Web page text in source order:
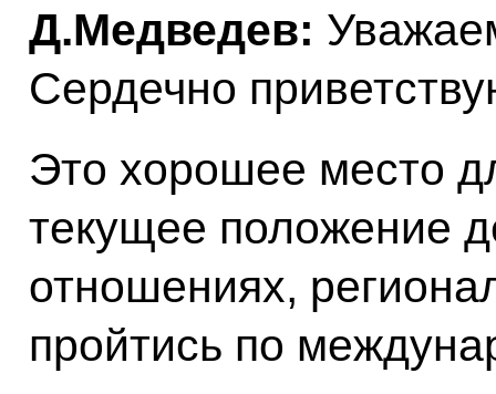
Д.Медведев:
Сердечно
Это хорошее место
текущее положение
отношениях,
пройтись по